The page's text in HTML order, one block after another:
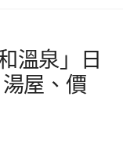
溫泉」日
屋、價